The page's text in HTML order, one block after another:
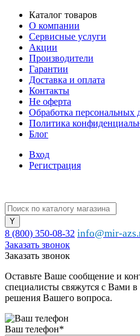
Каталог товаров
О компании
Сервисные услуги
Акции
Производители
Гарантии
Доставка и оплата
Контакты
Не оферта
Обработка персональных
Политика
Блог
Вход
Регистрация
8 (800) 350-08-32 info@mir-
Заказать звонок
Заказать звонок
Оставьте Ваше сообщение и
специалисты свяжутся с Вами
решения Вашего вопроса.
Ваш телефон*